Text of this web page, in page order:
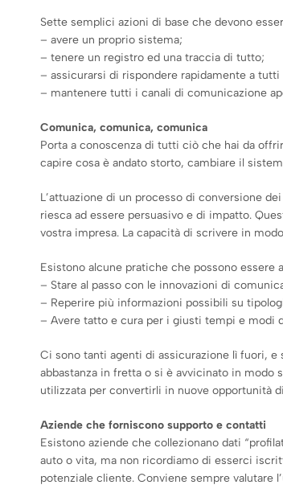
Sette semplici azioni di base che devono
– avere un proprio sistema;
– tenere un registro ed una traccia di tutto;
– assicurarsi di rispondere rapidamente a
– mantenere tutti i canali di comunicazione
Comunica, comunica, comunica
Porta a conoscenza di tutti ciò che hai da
capire cosa è andato storto, cambiare il
L’attuazione di un processo di conversione
riesca ad essere persuasivo e di impatto.
vostra impresa. La capacità di scrivere in
Esistono alcune pratiche che possono
– Stare al passo con le innovazioni di
– Reperire più informazioni possibili su
– Avere tatto e cura per i giusti tempi e modi
Ci sono tanti agenti di assicurazione lì fuori, e
abbastanza in fretta o si è avvicinato in modo
utilizzata per convertirli in nuove opportunità
Aziende che forniscono supporto e contatti
Esistono aziende che collezionano dati
auto o vita, ma non ricordiamo di esserci
potenziale cliente. Conviene sempre valutare